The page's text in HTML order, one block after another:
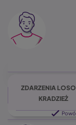
ZDARZENIA
KRADZIEŻ